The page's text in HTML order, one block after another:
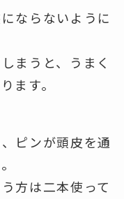
ならないように
まうと、うまく
ます。
ピンが頭皮を通
方は二本使って